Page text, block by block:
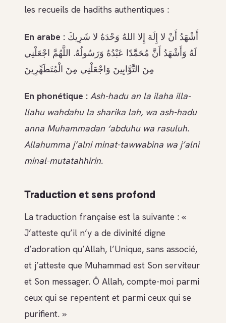
les recueils de hadiths authentiques :
En arabe :
لَهُ وَأَشْهَدُ أَنَّ مُحَمَّدًا عَبْدُهُ وَرَسُولُهُ. اللَّهُمَّ اجْعَلْنِي
مِنَ التَّوَّابِينَ وَاجْعَلْنِي مِنَ الْمُتَطَهِّرِينَ
En phonétique : Ash-hadu an la ilaha illa-
llahu wahdahu la sharika lah, wa ash-hadu
anna Muhammadan ‘abduhu wa rasuluh.
Allahumma j’alni minat-tawwabina wa j’alni
minal-mutatahhirin.
Traduction et sens profond
La traduction française est la suivante : «
J’atteste qu’il n’y a de divinité digne
d’adoration qu’Allah, l’Unique, sans associé,
et j’atteste que Muhammad est Son serviteur
et Son messager. Ô Allah, compte-moi parmi
ceux qui se repentent et parmi ceux qui se
purifient. »